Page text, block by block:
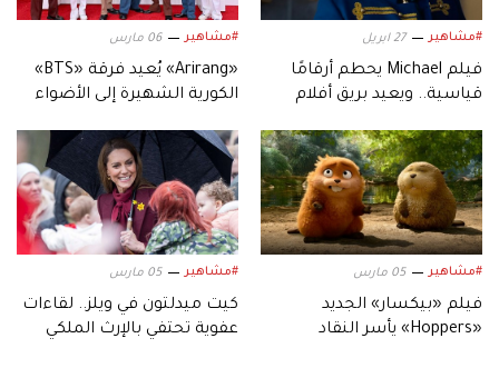
#مشاهير 27 ابريل
فيلم Michael يحطم أرقامًا
قياسية.. ويعيد بريق أفلام
#مشاهير 06 مارس
«Arirang» يُعيد فرقة «BTS»
الكورية الشهيرة إلى الأضواء
#مشاهير 05 مارس
فيلم «بيكسار» الجديد
«Hoppers» يأسر النقاد
#مشاهير 05 مارس
كيت ميدلتون في ويلز.. لقاءات
عفوية تحتفي بالإرث الملكي